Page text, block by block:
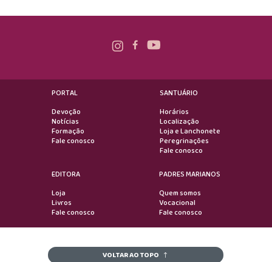
PORTAL
Devoção
Notícias
Formação
Fale conosco
SANTUÁRIO
Horários
Localização
Loja e Lanchonete
Peregrinações
Fale conosco
EDITORA
Loja
Livros
Fale conosco
PADRES MARIANOS
Quem somos
Vocacional
Fale conosco
VOLTAR AO TOPO